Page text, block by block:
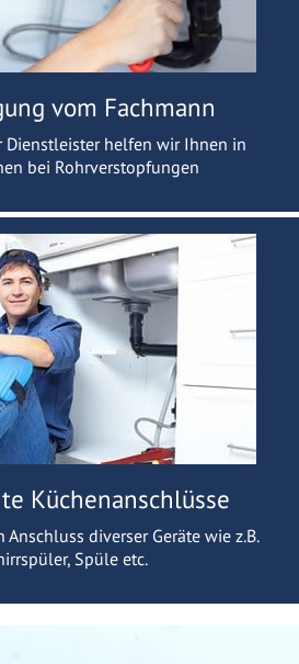
vom Fachmann
Dienstleister helfen wir Ihnen in
bei Rohrverstopfungen
Küchenanschlüsse
diverser Geräte wie z.B.
Spüle etc.